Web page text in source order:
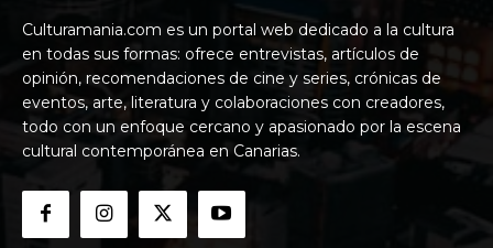
Culturamania.com es un portal web dedicado a la cultura
en todas sus formas: ofrece entrevistas, artículos de
opinión, recomendaciones de cine y series, crónicas de
eventos, arte, literatura y colaboraciones con creadores,
todo con un enfoque cercano y apasionado por la escena
cultural contemporánea en Canarias.